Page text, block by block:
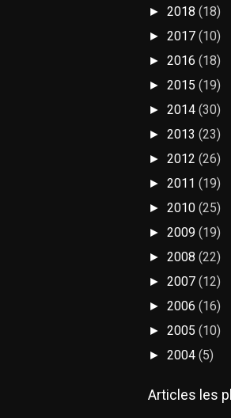
► 2018 (18)
► 2017 (10)
► 2016 (18)
► 2015 (19)
► 2014 (30)
► 2013 (23)
► 2012 (26)
► 2011 (19)
► 2010 (25)
► 2009 (19)
► 2008 (22)
► 2007 (12)
► 2006 (16)
► 2005 (10)
► 2004 (5)
Articles les